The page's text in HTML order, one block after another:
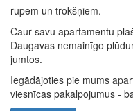
rūpēm un trokšņiem.
Caur savu apartamentu
Daugavas nemainīgo
jumtos.
Iegādājoties pie mums
viesnīcas pakalpojumus -